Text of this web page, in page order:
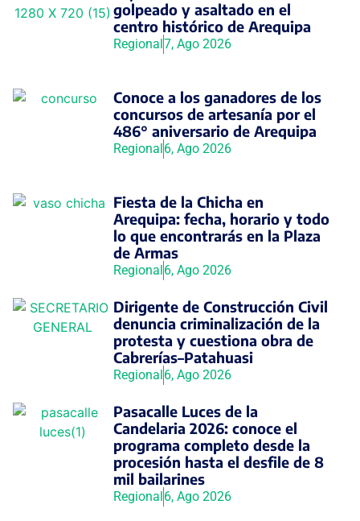
golpeado y asaltado en el
centro histórico de Arequipa
Regional7, Ago 2026
Conoce a los ganadores de los
concursos de artesanía por el
486° aniversario de Arequipa
Regional6, Ago 2026
Fiesta de la Chicha en
Arequipa: fecha, horario y todo
lo que encontrarás en la Plaza
de Armas
Regional6, Ago 2026
Dirigente de Construcción Civil
denuncia criminalización de la
protesta y cuestiona obra de
Cabrerías–Patahuasi
Regional6, Ago 2026
Pasacalle Luces de la
Candelaria 2026: conoce el
programa completo desde la
procesión hasta el desfile de 8
mil bailarines
Regional6, Ago 2026